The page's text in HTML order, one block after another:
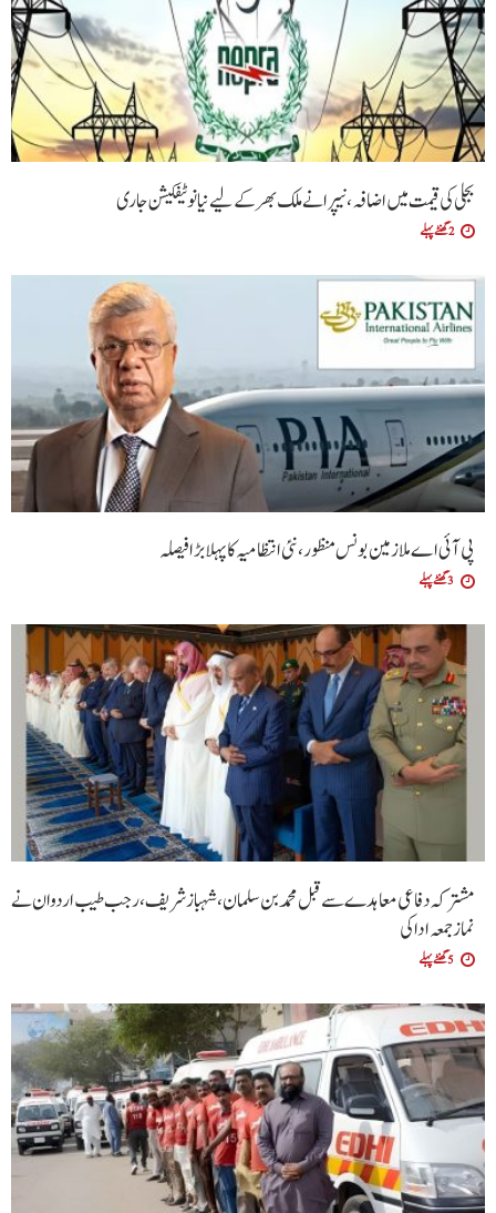
بجلی کی قیمت میں اضافہ، نیپرا نے ملک بھر کے لیے نیا نوٹیفکیشن جاری
2 گھنٹے پہلے
پی آئی اے ملازمین بونس منظور، نئی انتظامیہ کا پہلا بڑا فیصلہ
3 گھنٹے پہلے
مشترکہ دفاعی معاہدے سے قبل محمد بن سلمان، شہباز شریف ، رجب طیب اردوان نے
نماز جمعہ ادا کی
5 گھنٹے پہلے